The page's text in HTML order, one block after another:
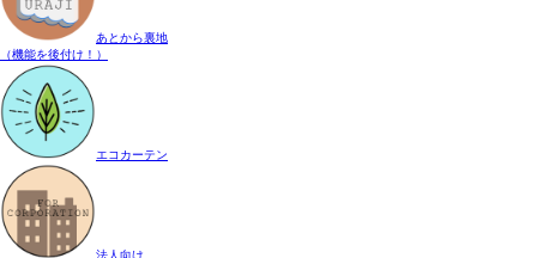
あとから裏地
（機能を後付け！）
エコカーテン
法人向け